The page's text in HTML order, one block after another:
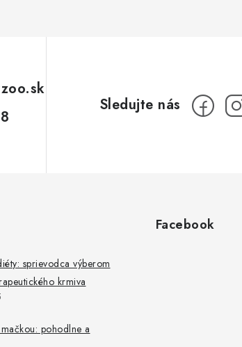
sprievodca výberom
krmiva
pohodlne a
Facebook